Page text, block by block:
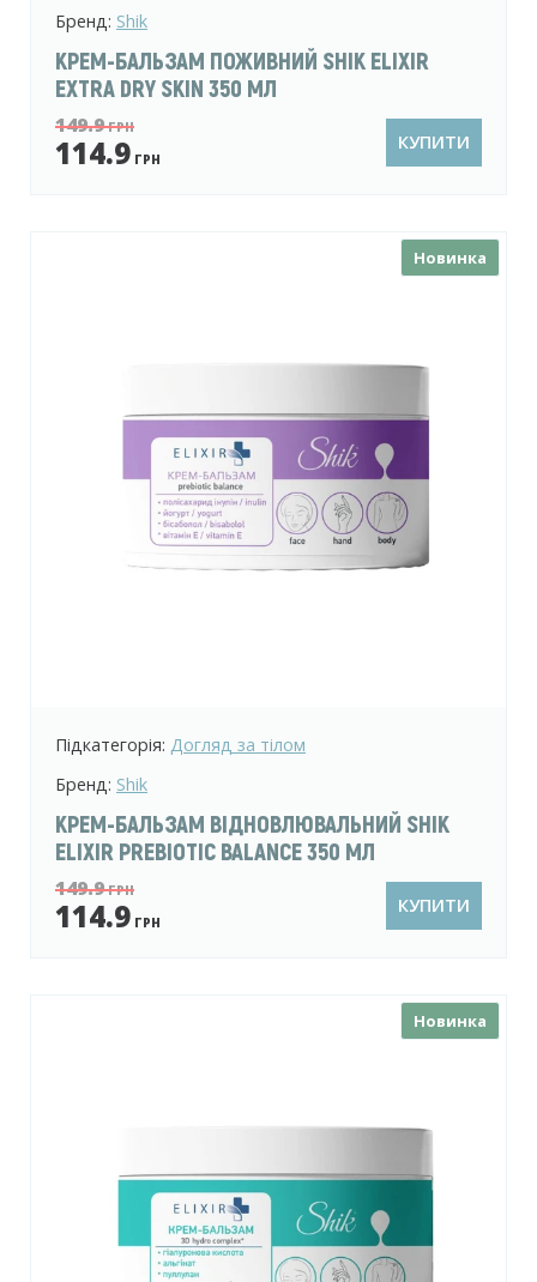
Бренд: Shik
КРЕМ-БАЛЬЗАМ ПОЖИВНИЙ SHIK ELIXIR
EXTRA DRY SKIN 350 МЛ
149.9ГРН
114.9 ГРН
КУПИТИ
Новинка
Підкатегорія: Догляд за тілом
Бренд: Shik
КРЕМ-БАЛЬЗАМ ВІДНОВЛЮВАЛЬНИЙ SHIK
ELIXIR PREBIOTIC BALANCE 350 МЛ
149.9ГРН
114.9 ГРН
КУПИТИ
Новинка